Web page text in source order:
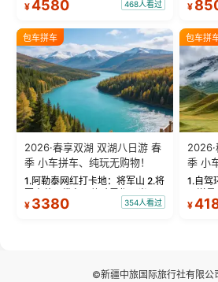
蓝。 赛湖旅拍：甄选多款风格服
绝美瞬间。 赛湖坦克300跟车视
频：专业摄影师...
¥4580 468人看过
三大雅
瓦人
晨雾与
¥
包车拼车
2026·春享双湖 双湖八日游 春
季 小车拼车、纯玩无购物！
1.阿勒泰网红打卡地：将军山 2.将
军山落日缆车，体验雪都风光 3.
将军山，夕阳派对，蹦迪party 4.
¥ 3380 354人看过
包车拼
季 小
1.自驾
西洋
让雪山
¥
©新疆中旅国际旅行社有限公